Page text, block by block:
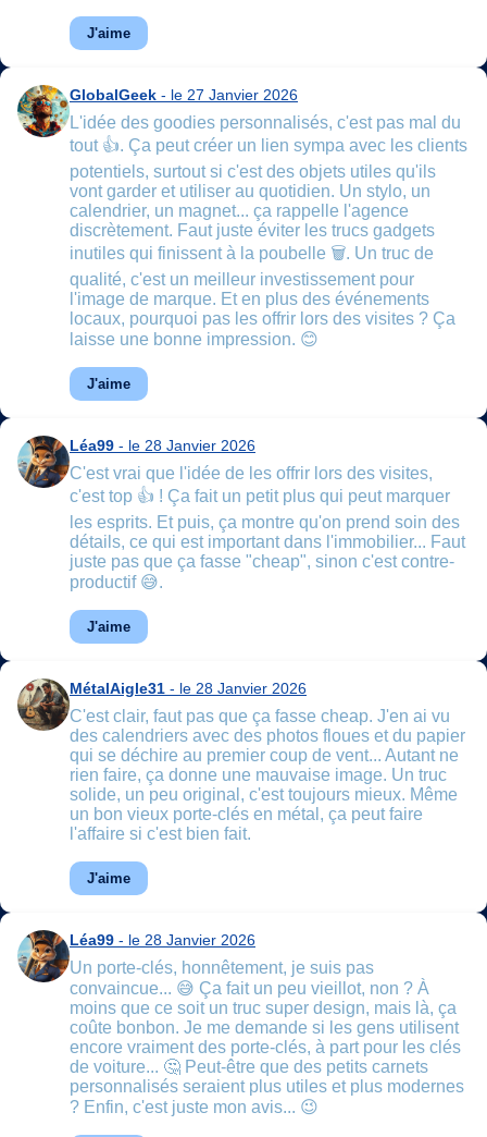
J'aime
GlobalGeek - le 27 Janvier 2026
L'idée des goodies personnalisés, c'est pas mal du
tout 👍. Ça peut créer un lien sympa avec les clients
potentiels, surtout si c'est des objets utiles qu'ils
vont garder et utiliser au quotidien. Un stylo, un
calendrier, un magnet... ça rappelle l'agence
discrètement. Faut juste éviter les trucs gadgets
inutiles qui finissent à la poubelle 🗑️. Un truc de
qualité, c'est un meilleur investissement pour
l'image de marque. Et en plus des événements
locaux, pourquoi pas les offrir lors des visites ? Ça
laisse une bonne impression. 😊
J'aime
Léa99 - le 28 Janvier 2026
C'est vrai que l'idée de les offrir lors des visites,
c'est top 👍 ! Ça fait un petit plus qui peut marquer
les esprits. Et puis, ça montre qu'on prend soin des
détails, ce qui est important dans l'immobilier... Faut
juste pas que ça fasse "cheap", sinon c'est contre-
productif 😅.
J'aime
MétalAigle31 - le 28 Janvier 2026
C'est clair, faut pas que ça fasse cheap. J'en ai vu
des calendriers avec des photos floues et du papier
qui se déchire au premier coup de vent... Autant ne
rien faire, ça donne une mauvaise image. Un truc
solide, un peu original, c'est toujours mieux. Même
un bon vieux porte-clés en métal, ça peut faire
l'affaire si c'est bien fait.
J'aime
Léa99 - le 28 Janvier 2026
Un porte-clés, honnêtement, je suis pas
convaincue... 😅 Ça fait un peu vieillot, non ? À
moins que ce soit un truc super design, mais là, ça
coûte bonbon. Je me demande si les gens utilisent
encore vraiment des porte-clés, à part pour les clés
de voiture... 🤔 Peut-être que des petits carnets
personnalisés seraient plus utiles et plus modernes
? Enfin, c'est juste mon avis... 😉